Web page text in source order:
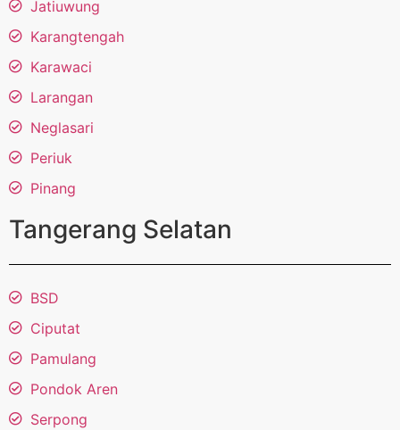
Jatiuwung
Karangtengah
Karawaci
Larangan
Neglasari
Periuk
Pinang
Tangerang Selatan
BSD
Ciputat
Pamulang
Pondok Aren
Serpong